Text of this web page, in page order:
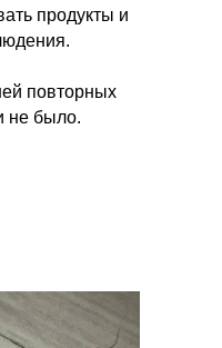
продукты и
повторных
не было.